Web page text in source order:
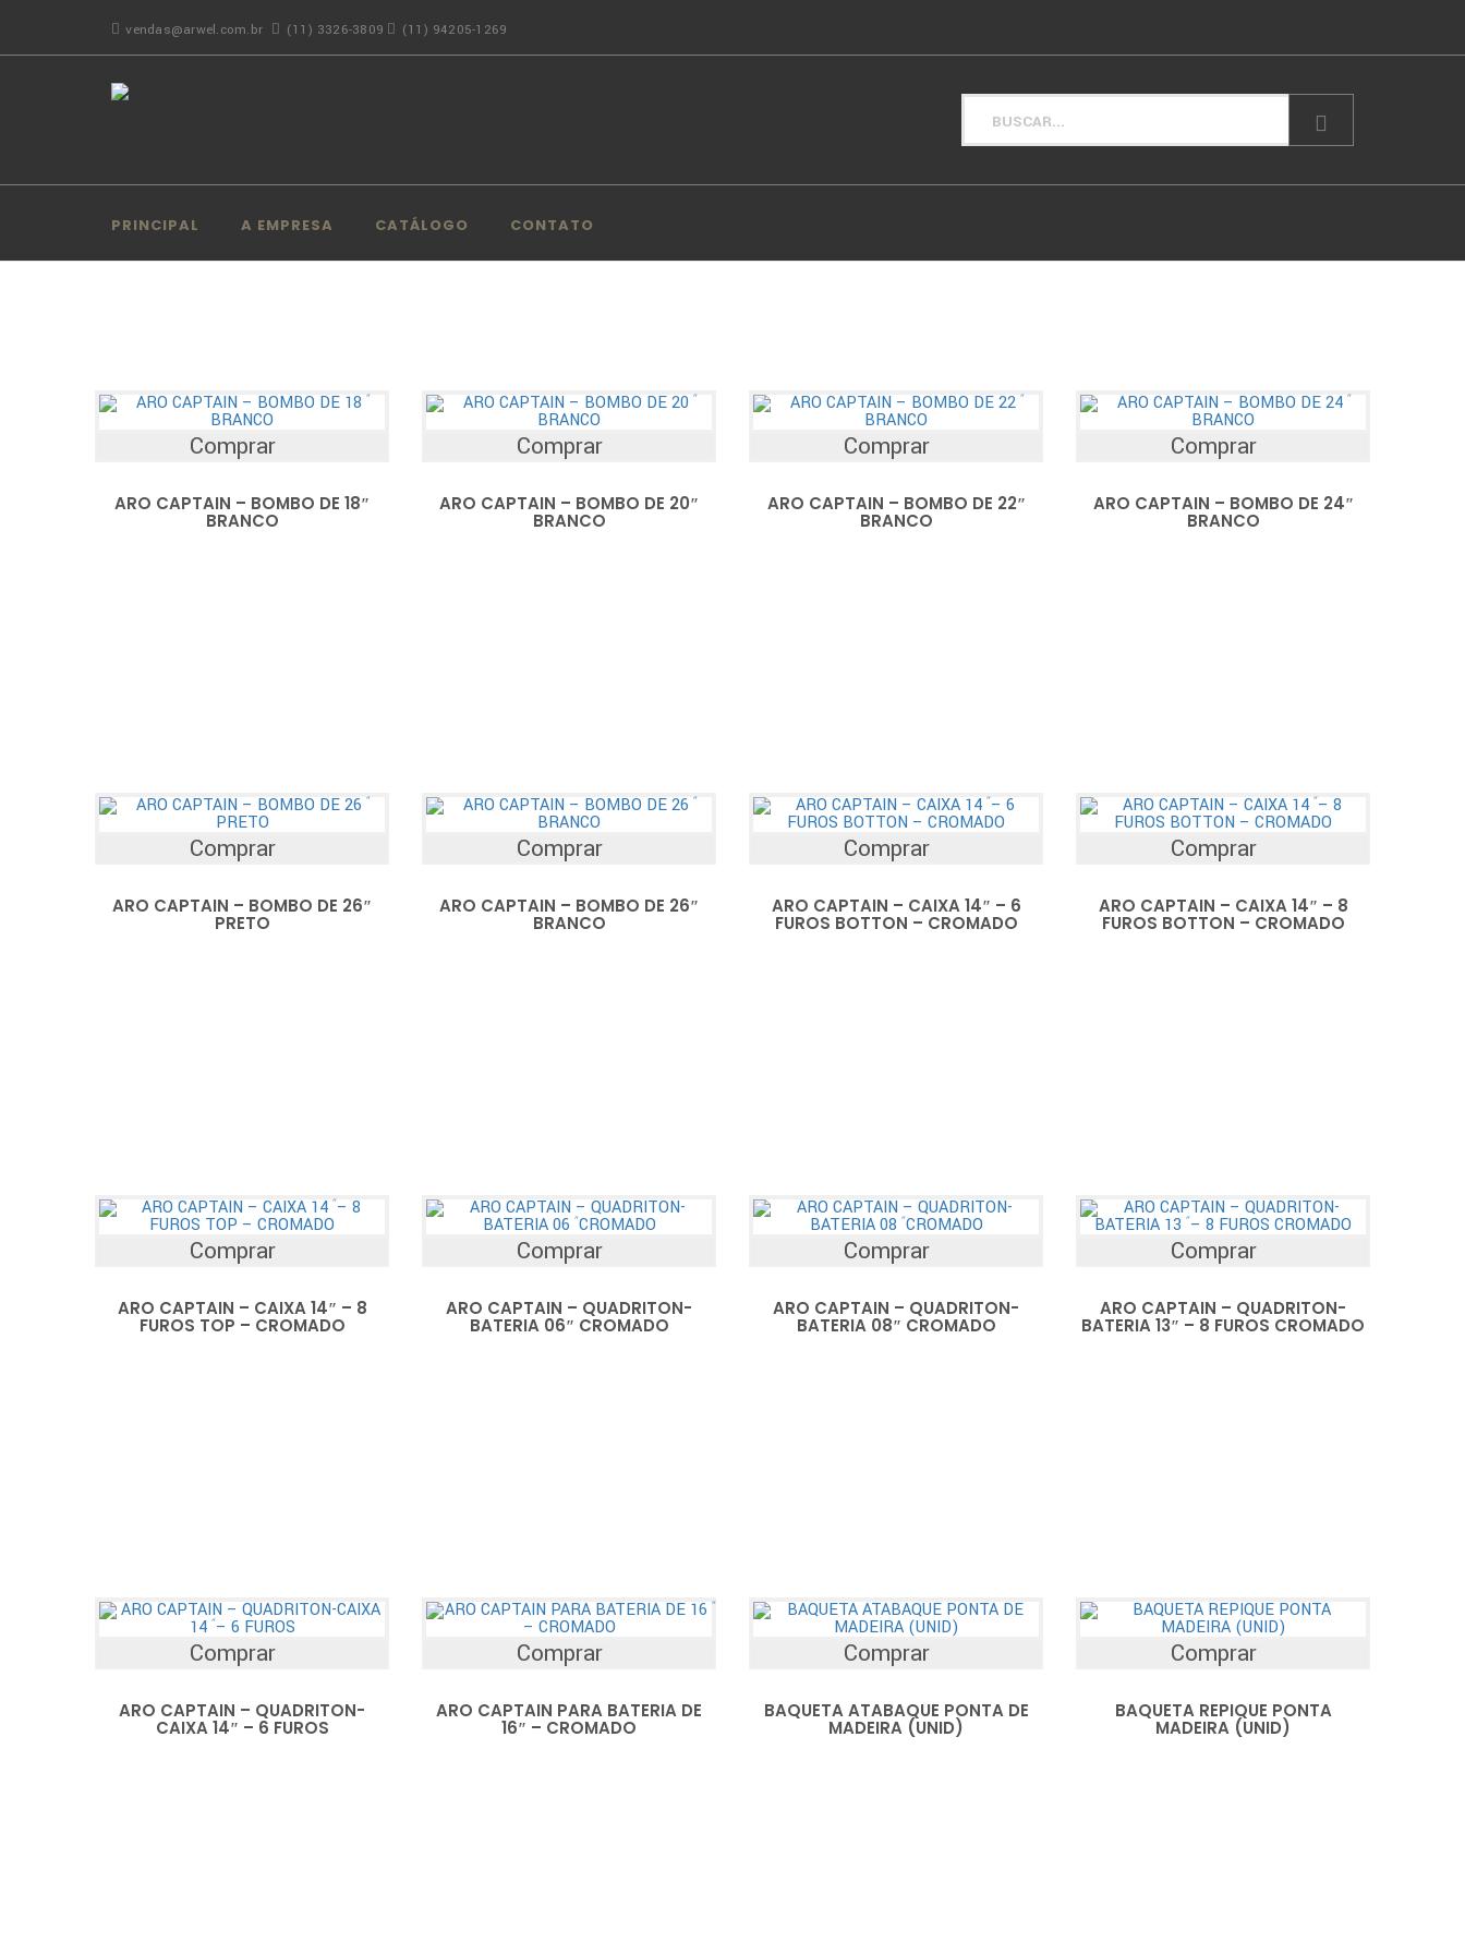
vendas@arwel.com.br (11) 3326-3809 (11) 94205-1269
PRINCIPAL A EMPRESA CATÁLOGO CONTATO
Comprar
ARO CAPTAIN – BOMBO DE 18″
BRANCO
Comprar
ARO CAPTAIN – BOMBO DE 20″
BRANCO
Comprar
ARO CAPTAIN – BOMBO DE 22″
BRANCO
Comprar
ARO CAPTAIN – BOMBO DE 24″
BRANCO
Comprar
ARO CAPTAIN – BOMBO DE 26″
PRETO
Comprar
ARO CAPTAIN – BOMBO DE 26″
BRANCO
Comprar
ARO CAPTAIN – CAIXA 14″ – 6
FUROS BOTTON – CROMADO
Comprar
ARO CAPTAIN – CAIXA 14″ – 8
FUROS BOTTON – CROMADO
Comprar
ARO CAPTAIN – CAIXA 14″ – 8
FUROS TOP – CROMADO
Comprar
ARO CAPTAIN – QUADRITON-
BATERIA 06″ CROMADO
Comprar
ARO CAPTAIN – QUADRITON-
BATERIA 08″ CROMADO
Comprar
ARO CAPTAIN – QUADRITON-
BATERIA 13″ – 8 FUROS CROMADO
Comprar
ARO CAPTAIN – QUADRITON-
CAIXA 14″ – 6 FUROS
Comprar
ARO CAPTAIN PARA BATERIA DE
16″ – CROMADO
Comprar
BAQUETA ATABAQUE PONTA DE
MADEIRA (UNID)
Comprar
BAQUETA REPIQUE PONTA
MADEIRA (UNID)